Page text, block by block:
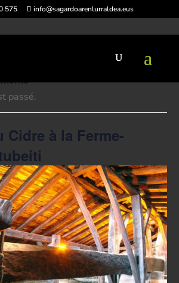
575 info@sagardoarenlurraldea.eus
passé.
Cidre à la Ferme-